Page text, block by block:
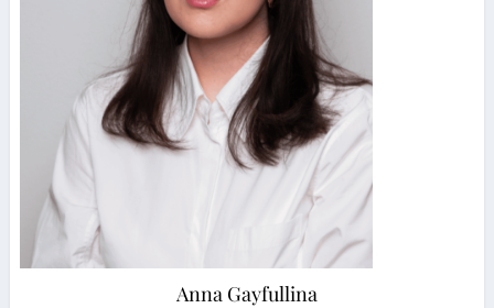
Anna Gayfullina